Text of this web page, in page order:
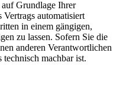
Grundlage Ihrer
automatisiert
in einem gängigen,
zu lassen. Sofern Sie die
anderen Verantwortlichen
machbar ist.